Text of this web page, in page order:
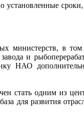
министерств, в
и
НАО
стать одним из
для развития